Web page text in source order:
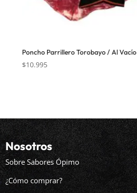
Poncho Parrillero Torobayo / Al Vacío
$10.995
Nosotros
Sobre Sabores Ópimo
¿Cómo comprar?